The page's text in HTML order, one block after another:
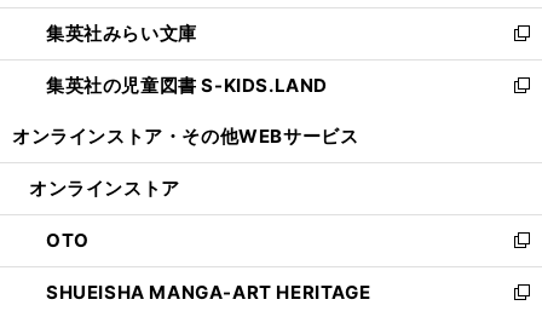
開
く
ウ
で
開
く
ン
ド
ウ
で
ウ
ィ
ン
ド
開
集英社みらい文庫
新
し
い
ン
ウ
で
開
く
集英社の児童図書 S-KIDS.LAND
新
ウ
ン
ド
ウ
で
オンラインストア・ その他WEBサービス
オンラインストア
OTO
新
し
い
SHUEISHA MANGA-ART HERITAGE
新